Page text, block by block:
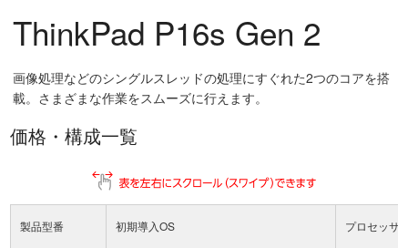
ThinkPad P16s Gen 2
画像処理などのシングルスレッドの処理にすぐれた2つのコアを搭
載。さまざまな作業をスムーズに行えます。
価格・構成一覧
初期導入OS プロセッサ
製品型番